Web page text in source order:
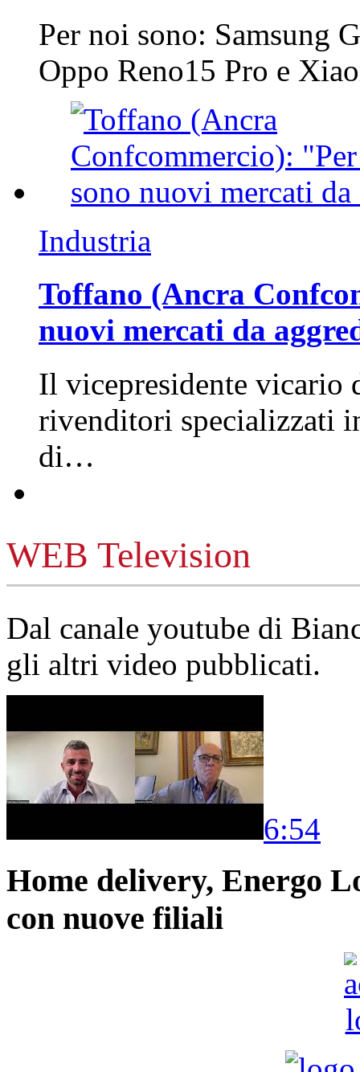
Per noi sono: Samsung
Oppo Reno15 Pro e
Industria
Toffano (Ancra
nuovi mercati da
Il vicepresidente vicario
rivenditori specializzati
di…
WEB Television
Dal canale youtube di
gli altri video pubblicati.
6:54
Home delivery, Energo
con nuove filiali